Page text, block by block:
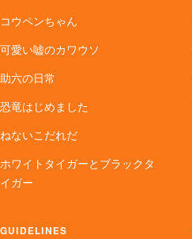
コウペンちゃん
可愛い嘘のカワウソ
助六の日常
恐竜はじめました
ねないこだれだ
ホワイトタイガーとブラックタ
イガー
GUIDELINES